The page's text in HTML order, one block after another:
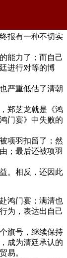
报有一种不切实
能力了；而自己
进行对等的博
严重低估了清朝
郑芝龙就是《鸿
门宴》中失败的
项羽扣留了；然
；最后还被项羽
。相反，还因此
鸿门宴；满清也
为，表达出自己
旗号，继续保持
成为清廷承认的
易。